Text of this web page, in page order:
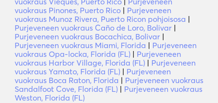
vuokraus Pinones, Puerto Rico | Purjeveneen
vuokraus Munoz Rivera, Puerto Ricon pohjoisosa |
Purjeveneen vuokraus Caño de Loro, Bolivar |
Purjeveneen vuokraus Bocachica, Bolivar |
Purjeveneen vuokraus Miami, Florida | Purjeveneen
vuokraus Opa-locka, Florida (FL) | Purjeveneen
vuokraus Harbor Village, Florida (FL) | Purjeveneen
vuokraus Yamato, Florida (FL) | Purjeveneen
vuokraus Boca Raton, Florida | Purjeveneen vuokraus
Sandalfoot Cove, Florida (FL) | Purjeveneen vuokraus
Weston, Florida (FL)